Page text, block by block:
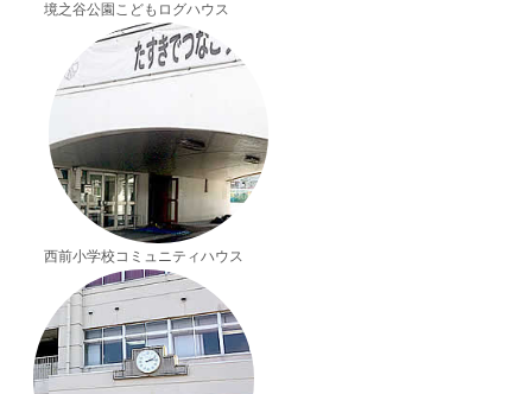
境之谷公園こどもログハウス
西前小学校コミュニティハウス